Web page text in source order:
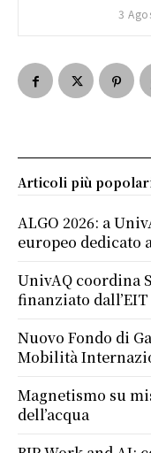
3
Articoli più
ALGO 2026: a
europeo
UnivAQ coordina
finanziato
Nuovo Fondo di
Mobilità
Magnetismo su
dell’acqua